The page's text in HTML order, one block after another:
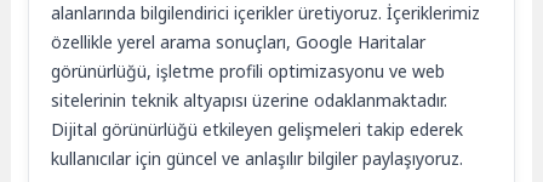
alanlarında bilgilendirici içerikler üretiyoruz. İçeriklerimiz
özellikle yerel arama sonuçları, Google Haritalar
görünürlüğü, işletme profili optimizasyonu ve web
sitelerinin teknik altyapısı üzerine odaklanmaktadır.
Dijital görünürlüğü etkileyen gelişmeleri takip ederek
kullanıcılar için güncel ve anlaşılır bilgiler paylaşıyoruz.